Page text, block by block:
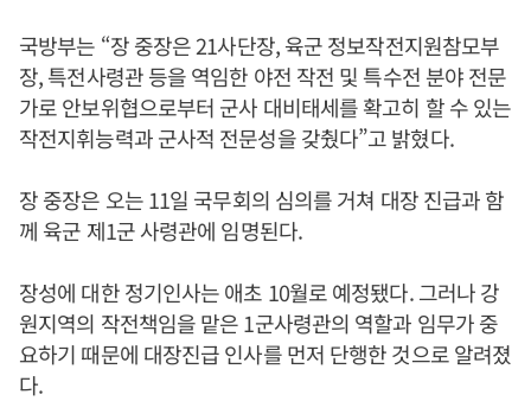
국방부는 “장 중장은 21사단장, 육군 정보작전지원참모부
장, 특전사령관 등을 역임한 야전 작전 및 특수전 분야 전문
가로 안보위협으로부터 군사 대비태세를 확고히 할 수 있는
작전지휘능력과 군사적 전문성을 갖췄다”고 밝혔다.
장 중장은 오는 11일 국무회의 심의를 거쳐 대장 진급과 함
께 육군 제1군 사령관에 임명된다.
장성에 대한 정기인사는 애초 10월로 예정됐다. 그러나 강
원지역의 작전책임을 맡은 1군사령관의 역할과 임무가 중
요하기 때문에 대장진급 인사를 먼저 단행한 것으로 알려졌
다.